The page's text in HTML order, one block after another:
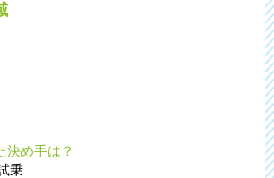
め手は？
乗